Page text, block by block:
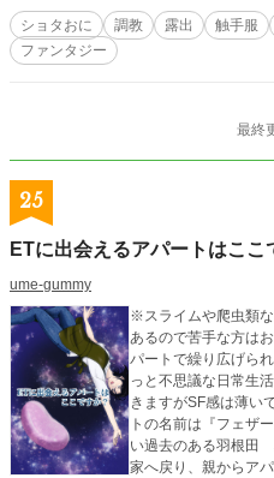
ショタおに 調教 露出 触手服
ファンタジー
最終
25
ETに出会えるアパートはここ
ume-gummy
※スライムや爬虫類
あるので苦手な方
パートで繰り広げら
っと不思議な日常生
きますがSF感は薄いです。 ＊＊＊＊＊＊
トの名前は『フェザーガーデ
い過去のある羽根田
家へ戻り、親からア